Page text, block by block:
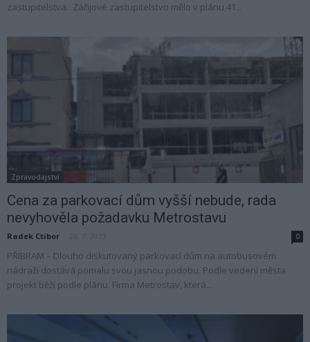
zastupitelstva. Zářijové zastupitelstvo mělo v plánu 41...
Zpravodajství
Cena za parkovací dům vyšší nebude, rada
nevyhověla požadavku Metrostavu
Radek Ctibor 0
PŘÍBRAM – Dlouho diskutovaný parkovací dům na autobusovém
nádraží dostává pomalu svou jasnou podobu. Podle vedení města
projekt běží podle plánu. Firma Metrostav, která...